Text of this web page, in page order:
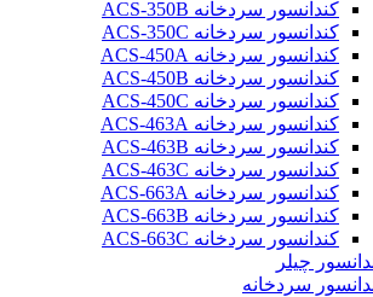
کندانسور سردخانه ACS-350B
کندانسور سردخانه ACS-350C
کندانسور سردخانه ACS-450A
کندانسور سردخانه ACS-450B
کندانسور سردخانه ACS-450C
کندانسور سردخانه ACS-463A
کندانسور سردخانه ACS-463B
کندانسور سردخانه ACS-463C
کندانسور سردخانه ACS-663A
کندانسور سردخانه ACS-663B
کندانسور سردخانه ACS-663C
چیلر
سردخانه